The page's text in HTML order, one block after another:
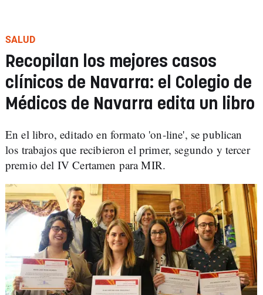
SALUD
Recopilan los mejores casos
clínicos de Navarra: el Colegio de
Médicos de Navarra edita un libro
En el libro, editado en formato 'on-line', se publican
los trabajos que recibieron el primer, segundo y tercer
premio del IV Certamen para MIR.